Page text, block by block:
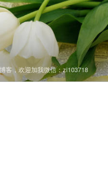
客，欢迎加我微信：zi103718